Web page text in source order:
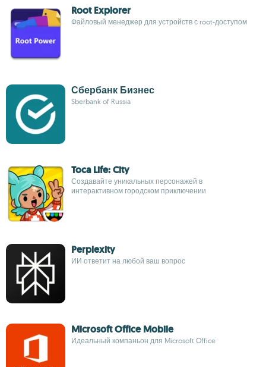
Root Explorer
Файловый менеджер для устройств с root-доступом
Сбербанк Бизнес
Sberbank of Russia
Toca Life: City
Создавайте уникальных персонажей в
интерактивном городском приключении
Perplexity
ИИ ответит на любой ваш вопрос
Microsoft Office Mobile
Идеальный компаньон для Microsoft Office